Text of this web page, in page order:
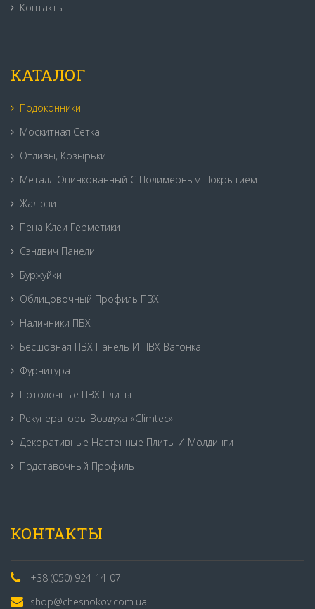
Контакты
КАТАЛОГ
Подоконники
Москитная Сетка
Отливы, Козырьки
Металл Оцинкованный С Полимерным Покрытием
Жалюзи
Пена Клеи Герметики
Сэндвич Панели
Буржуйки
Облицовочный Профиль ПВХ
Наличники ПВХ
Бесшовная ПВХ Панель И ПВХ Вагонка
Фурнитура
Потолочные ПВХ Плиты
Рекуператоры Воздуха «Climtec»
Декоративные Настенные Плиты И Молдинги
Подставочный Профиль
КОНТАКТЫ
+38 (050) 924-14-07
shop@chesnokov.com.ua